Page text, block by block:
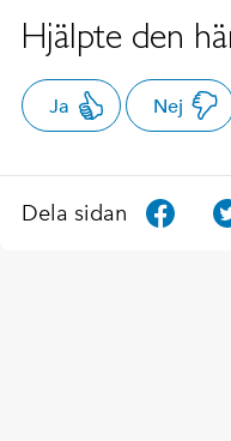
Hjälpte den
Ja Nej
Dela sidan